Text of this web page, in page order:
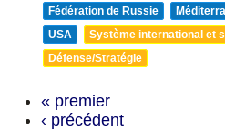
Fédération de Russie
USA
Système international et
Défense/Stratégie
« premier
‹ précédent